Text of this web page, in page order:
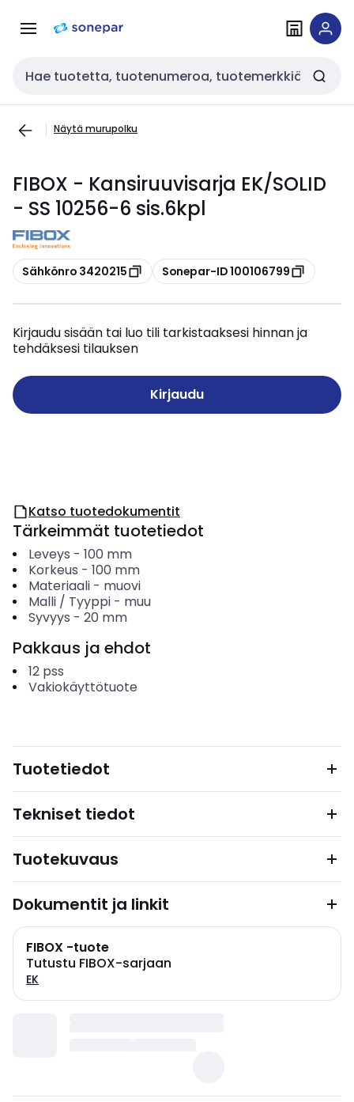
navigointiinsisältöön
Haku
Näytä murupolku
FIBOX - Kansiruuvisarja EK/SOLID
- SS 10256-6 sis.6kpl
Kopioi
Sähkönro 3420215 Kopioi
Sonepar-ID 100106799
Kirjaudu sisään tai luo tili tarkistaaksesi hinnan ja
tehdäksesi tilauksen
Kirjaudu
Katso tuotedokumentit
Tärkeimmät tuotetiedot
Leveys - 100 mm
Korkeus - 100 mm
Materiaali- muovi
Malli / Tyyppi- muu
Syvyys - 20 mm
Pakkaus ja ehdot
12 pss
Vakiokäyttötuote
Tuotetiedot
Tekniset tiedot
Tuotekuvaus
Dokumentit ja linkit
FIBOX -tuote
Tutustu FIBOX-sarjaan
EK